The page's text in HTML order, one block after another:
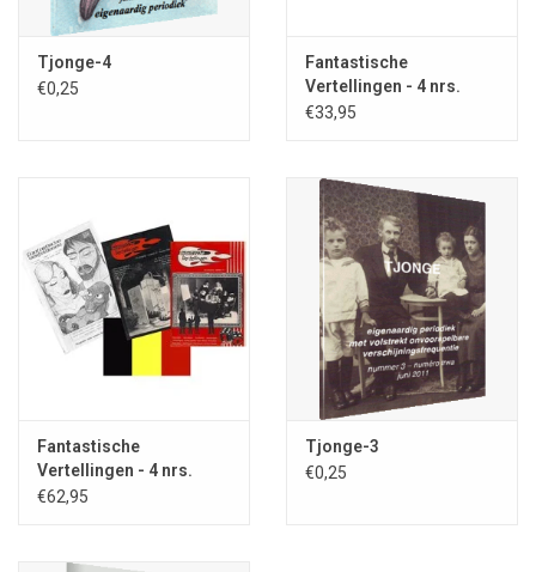
Tjonge-4
€0,25
Fantastische
Vertellingen - 4 nrs.
abonnement IN
€33,95
Fantastische
Vertellingen - 4 nrs.
abonnement BUITEN
€62,95
Tjonge-3
€0,25